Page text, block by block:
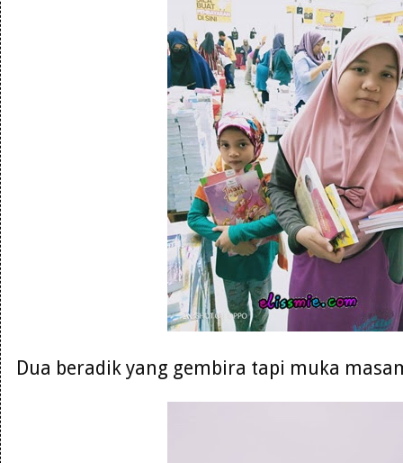
Dua beradik yang gembira tapi muka